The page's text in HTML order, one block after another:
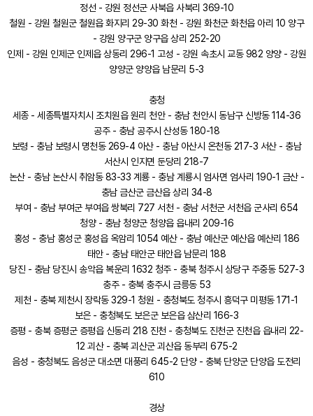
정선 - 강원 정선군 사북읍 사북리 369-10
철원 - 강원 철원군 철원읍 화지리 29-30 화천 - 강원 화천군 화천읍 아리 10 양구
- 강원 양구군 양구읍 상리 252-20
인제 - 강원 인제군 인제읍 상동리 296-1 고성 - 강원 속초시 교동 982 양양 - 강원
양양군 양양읍 남문리 5-3
충청
세종 - 세종특별자치시 조치원읍 원리 천안 - 충남 천안시 동남구 신방동 114-36
공주 - 충남 공주시 산성동 180-18
보령 - 충남 보령시 명천동 269-4 아산 - 충남 아산시 온천동 217-3 서산 - 충남
서산시 인지면 둔당리 218-7
논산 - 충남 논산시 취암동 83-33 계룡 - 충남 계룡시 엄사면 엄사리 190-1 금산 -
충남 금산군 금산읍 상리 34-8
부여 - 충남 부여군 부여읍 쌍북리 727 서천 - 충남 서천군 서천읍 군사리 654
청양 - 충남 청양군 청양읍 읍내리 209-16
홍성 - 충남 홍성군 홍성읍 옥암리 1054 예산 - 충남 예산군 예산읍 예산리 186
태안 - 충남 태안군 태안읍 남문리 188
당진 - 충남 당진시 송악읍 복운리 1632 청주 - 충북 청주시 상당구 주중동 527-3
충주 - 충북 충주시 금릉동 53
제천 - 충북 제천시 장락동 329-1 청원 - 충청북도 청주시 흥덕구 미평동 171-1
보은 - 충청북도 보은군 보은읍 삼산리 166-3
증평 - 충북 증평군 증평읍 신동리 218 진천 - 충청북도 진천군 진천읍 읍내리 22-
12 괴산 - 충북 괴산군 괴산읍 동부리 675-2
음성 - 충청북도 음성군 대소면 대풍리 645-2 단양 - 충북 단양군 단양읍 도전리
610
경상